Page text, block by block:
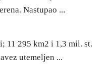
Nastupao ...
11 295 km2 i 1,3 mil. st.
utemeljen ...